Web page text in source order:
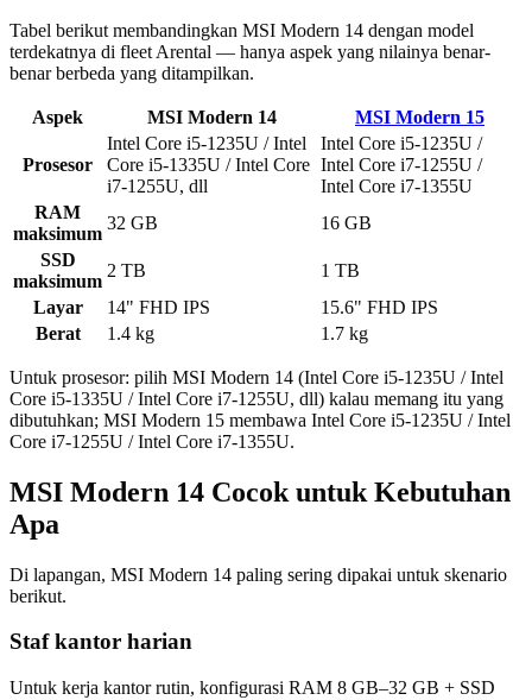
Tabel berikut membandingkan MSI Modern 14 dengan model
terdekatnya di fleet Arental — hanya aspek yang nilainya benar-
benar berbeda yang ditampilkan.
Aspek MSI Modern 14 MSI Modern 15
Prosesor
Intel Core i5-1235U / Intel
Core i5-1335U / Intel Core
i7-1255U, dll
Intel Core i5-1235U /
Intel Core i7-1255U /
Intel Core i7-1355U
RAM
maksimum
32 GB
16 GB
SSD
maksimum
2 TB
1 TB
Layar
14" FHD IPS
15.6" FHD IPS
Berat
1.4 kg 1.7 kg
Untuk prosesor: pilih MSI Modern 14 (Intel Core i5-1235U / Intel
Core i5-1335U / Intel Core i7-1255U, dll) kalau memang itu yang
dibutuhkan; MSI Modern 15 membawa Intel Core i5-1235U / Intel
Core i7-1255U / Intel Core i7-1355U.
MSI Modern 14 Cocok untuk Kebutuhan
Apa
Di lapangan, MSI Modern 14 paling sering dipakai untuk skenario
berikut.
Staf kantor harian
Untuk kerja kantor rutin, konfigurasi RAM 8 GB–32 GB + SSD